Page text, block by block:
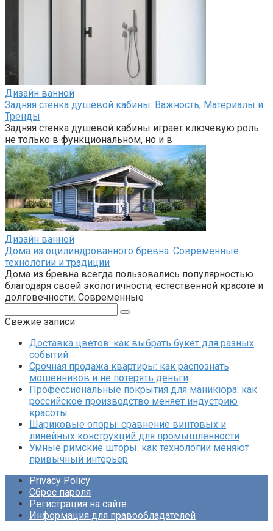
Дизайн ванной
Задняя стенка душевой кабины: Важность, Материалы и
Тренды
Задняя стенка душевой кабины играет ключевую роль
не только в функциональном, но и в
Дизайн ванной
Дома из оцилиндрованного бревна. Современные
технологии и традиции
Дома из бревна всегда пользовались популярностью
благодаря своей экологичности, естественной красоте и
долговечности. Современные
Свежие записи
Доставка цветов: как выбрать букет для разных
событий
Срочная продажа квартиры: как распознать
мошенников и не потерять деньги
Профессиональные покрытия для маникюра: как
российское производство меняет индустрию
красоты
Шариковые опоры: сравнение винтовых и
линейных конструкций для промышленности
Умные римские шторы: как технологии меняют
привычный интерьер
Privacy Policy
Сброс пароля
Регистрация на сайте
Информация для правообладателей